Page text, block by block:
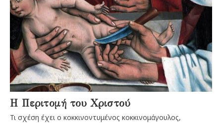
Η Περιτομή του Χριστού
Τι σχέση έχει ο κοκκινοντυμένος κοκκινομάγουλος,